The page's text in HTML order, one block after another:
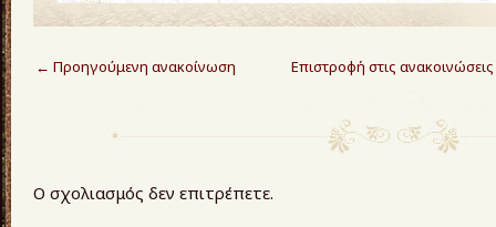
← Προηγούμενη ανακοίνωση Επιστροφή στις ανακοινώσεις
Ο σχολιασμός δεν επιτρέπετε.